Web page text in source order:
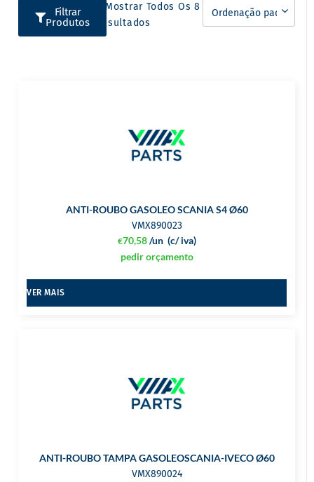
Filtrar
Produtos
A Mostrar Todos Os 8
Resultados
ANTI-ROUBO GASOLEO SCANIA S4 Ø60
VMX890023
€70,58 (c/ iva)
/un
pedir orçamento
VER MAIS
ANTI-ROUBO TAMPA GASOLEOSCANIA-IVECO Ø60
VMX890024